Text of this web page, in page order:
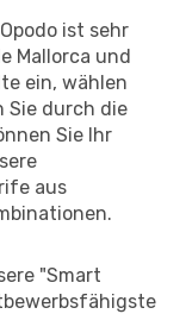
ist sehr
Mallorca und
ein, wählen
Sie durch die
Sie Ihr
aus
"Smart